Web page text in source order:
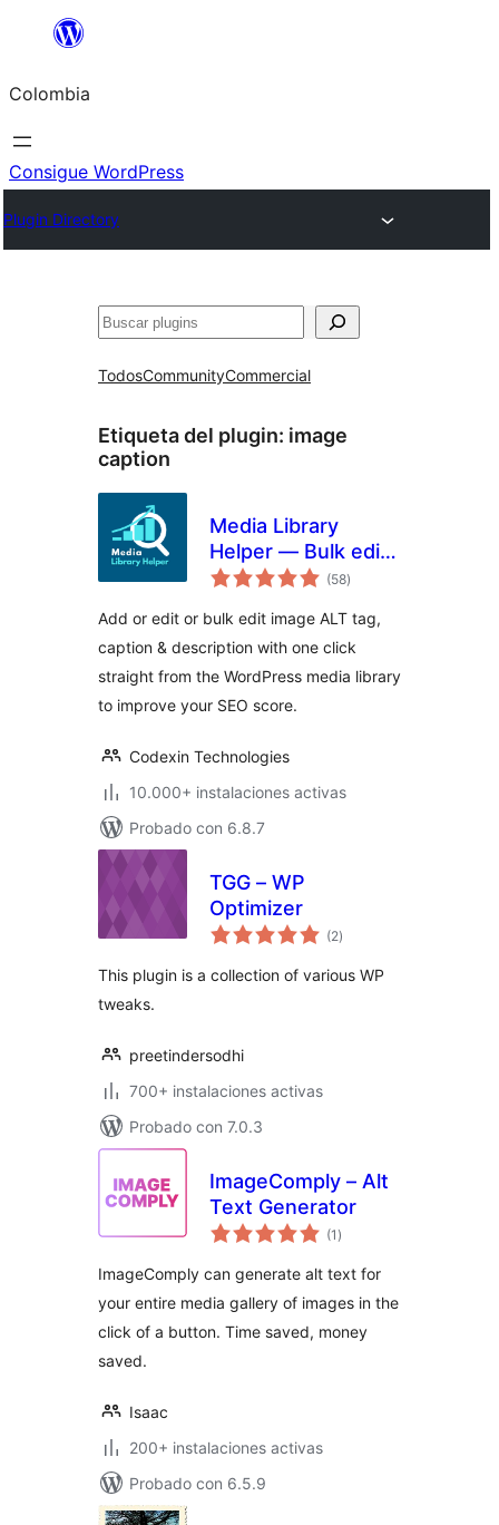
Saltar
contenido
Colombia
Consigue WordPress
Plugin Directory
Buscar
TodosCommunityCommercial
Etiqueta del plugin: image
caption
Media Library
Helper — Bulk edit
image ALT, caption
(58total
de
)
Add or edit or bulk edit image ALT tag,
caption & description with one click
straight from the WordPress media library
to improve your SEO score.
Codexin Technologies
10.000+ instalaciones activas
Probado con 6.8.7
TGG – WP
Optimizer
(2total
de
)
This plugin is a collection of various WP
tweaks.
preetindersodhi
700+ instalaciones activas
Probado con 7.0.3
ImageComply – Alt
Text Generator
(1 total
de
)
ImageComply can generate alt text for
your entire media gallery of images in the
click of a button. Time saved, money
saved.
Isaac
200+ instalaciones activas
Probado con 6.5.9